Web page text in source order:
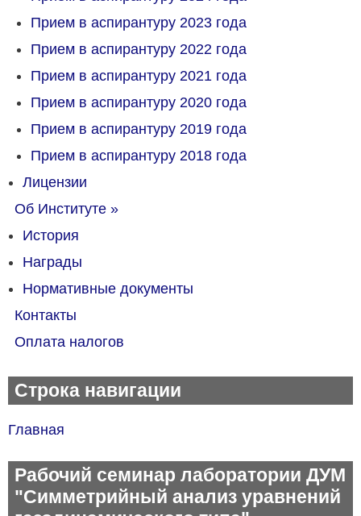
Прием в аспирантуру 2023 года
Прием в аспирантуру 2022 года
Прием в аспирантуру 2021 года
Прием в аспирантуру 2020 года
Прием в аспирантуру 2019 года
Прием в аспирантуру 2018 года
Лицензии
Об Институте »
История
Награды
Нормативные документы
Контакты
Оплата налогов
Строка навигации
Главная
Рабочий семинар лаборатории ДУМ
"Симметрийный анализ уравнений